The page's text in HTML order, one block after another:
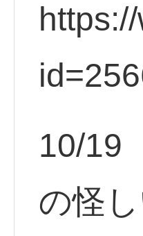
10/19
の怪